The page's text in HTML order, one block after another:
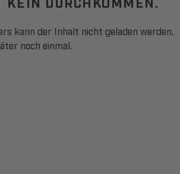
kann der Inhalt nicht geladen werden.
noch einmal.